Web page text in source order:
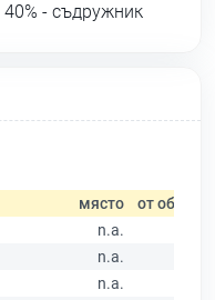
40% - съдружник
място от общо
n.a.
n.a.
n.a.